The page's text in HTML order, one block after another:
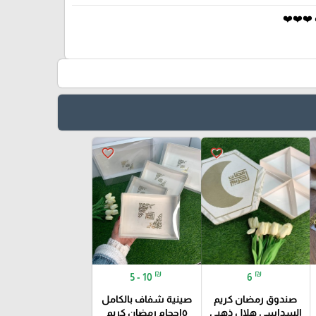
❤️❤️❤️
favorite_border
6 ₪
صندوق رمضان كريم
السداسي هلال ذهبي
favorite_border
5 - 10 ₪
صينية شفاف بالكامل
٥احجام رمضان كريم